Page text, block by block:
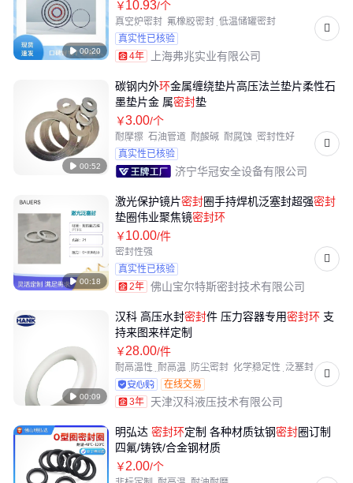
 00:20
￥10.93/个
真空炉密封 氟橡胶密封 低温储罐密封
高科技密封 液压系统密封
真实性已核验
4年
上海弗兆实业有限公司
 00:52
碳钢内外环金属缠绕垫片高压法兰垫片柔性石
墨垫片金 属密封垫
￥3.00/个
耐摩擦 石油管道 耐酸碱 耐腐蚀 密封性好
建筑化工管道 耐磨损
耐压耐用
真实性已核验
济宁华冠安全设备有限公司
 00:18
激光保护镜片密封圈手持焊机泛塞封超强密封
垫圈伟业聚焦镜密封环
￥10.00/件
密封性强
真实性已核验
2年 佛山宝尔特斯密封技术有限公司
 00:09
汉科 高压水封密封件 压力容器专用密封环 支
持来图来样定制
￥28.00/件
耐高温性 耐高温 防尘密封 化学稳定性 泛塞封
低摩擦系数 橡胶非标密封
活塞杆密封
在线交易
3年
天津汉科液压技术有限公司
明弘达 密封环定制 各种材质钛钢密封圈订制
四氟/铸铁/合金钢材质
￥2.00/个